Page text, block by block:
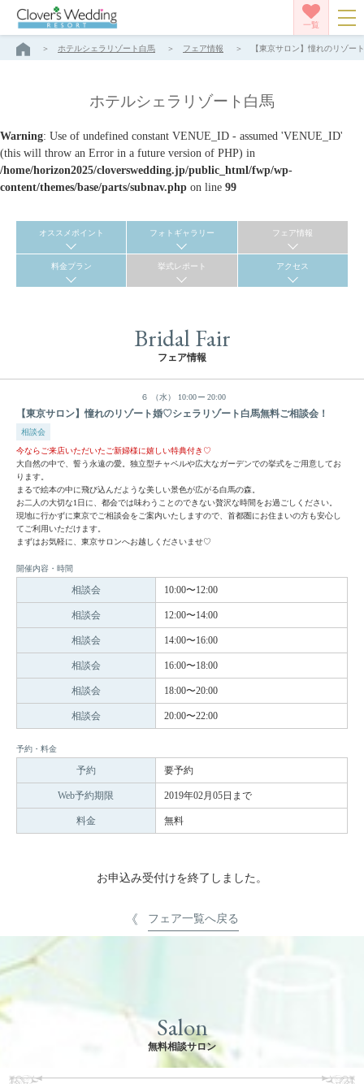
一覧
ホテルシェラリゾート白馬 フェア情報 【東京サロン】憧れのリゾ
ホテルシェラリゾート白馬
Warning: Use of undefined constant VENUE_ID - assumed 'VENUE_ID'
(this will throw an Error in a future version of PHP) in
/home/horizon2025/cloverswedding.jp/public_html/fwp/wp-
content/themes/base/parts/subnav.php on line 99
オススメポイント フォトギャラリー フェア情報
料金プラン 挙式レポート アクセス
Bridal Fair
フェア情報
６ （水） 10:00 20:00
【東京サロン】憧れのリゾート婚♡シェラリゾート白馬無料ご相談会！
相談会
今ならご来店いただいたご新婦様に嬉しい特典付き♡
大自然の中で、誓う永遠の愛。独立型チャペルや広大なガーデンでの挙式をご用意してお
ります。
まるで絵本の中に飛び込んだような美しい景色が広がる白馬の森。
お二人の大切な1日に、都会では味わうことのできない贅沢な時間をお過ごしください。
現地に行かずに東京でご相談会をご案内いたしますので、首都圏にお住まいの方も安心し
てご利用いただけます。
まずはお気軽に、東京サロンへお越しくださいませ♡
開催内容・時間
相談会 10:00〜12:00
相談会 12:00〜14:00
相談会 14:00〜16:00
相談会 16:00〜18:00
相談会 18:00〜20:00
相談会 20:00〜22:00
予約・料金
予約 要予約
Web予約期限 2019年02月05日まで
料金 無料
お申込み受付けを終了しました。
フェア一覧へ戻る
Salon
無料相談サロン